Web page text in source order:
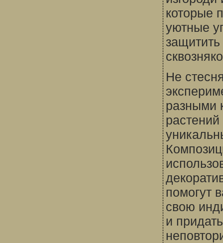
которые
уютные
Не
разными
растений
помогут
свою
и